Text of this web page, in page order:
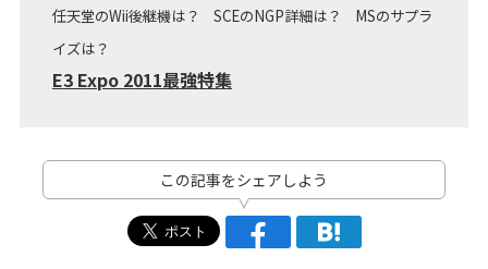
任天堂のWii後継機は？ SCEのNGP詳細は？ MSのサプラ
イズは？
E3 Expo 2011最強特集
この記事をシェアしよう